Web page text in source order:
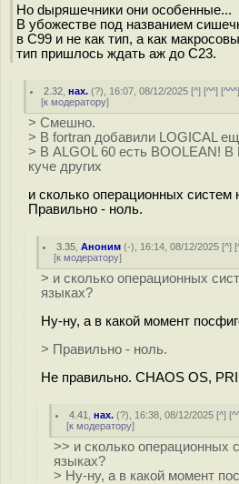
Но dыpяшечники они особенные...
В убожестве под названием
в С99 и не как тип, а как
тип пришлось ждать аж до С23.
2.32 ,нах. (?), 16:07, 08/12/2025 [^] [^^] [^^^
[к модератору]
> Смешно.
> В fortran добавили LOGICAL
> В ALGOL 60 есть BOOLEAN! В
куче других
и сколько операционных систем
Правильно - ноль.
3.35 ,Аноним (-), 16:14, 08/12/2025 [^] [
[к модератору]
> и сколько операционных
языках?
Ну-ну, а в какой момент
> Правильно - ноль.
Не правильно. CHAOS OS,
4.41 ,нах. (?), 16:38, 08/12/2025 [^] [
[к модератору]
>> и сколько операционных
языках?
> Ну-ну, а в какой момент